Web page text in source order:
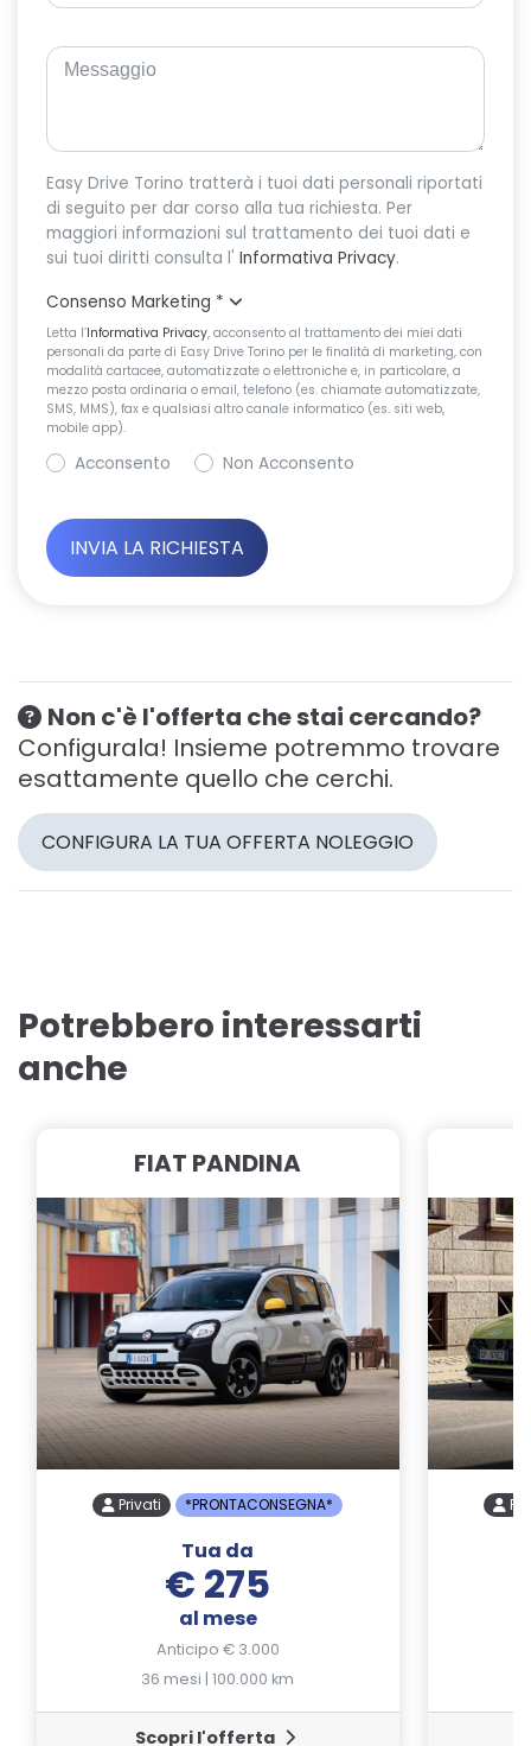
Easy Drive Torino tratterà i tuoi dati personali riportati
di seguito per dar corso alla tua richiesta. Per
maggiori informazioni sul trattamento dei tuoi dati e
sui tuoi diritti consulta l' Informativa Privacy.
Consenso Marketing *
Letta l’Informativa Privacy, acconsento al trattamento dei miei dati
personali da parte di Easy Drive Torino per le finalità di marketing, con
modalità cartacee, automatizzate o elettroniche e, in particolare, a
mezzo posta ordinaria o email, telefono (es. chiamate automatizzate,
SMS, MMS), fax e qualsiasi altro canale informatico (es. siti web,
mobile app).
Acconsento Non Acconsento
Non c'è l'offerta che stai cercando?
Configurala! Insieme potremmo trovare
esattamente quello che cerchi.
CONFIGURA LA TUA OFFERTA NOLEGGIO
Potrebbero interessarti
anche
FIAT PANDINA
Privati *PRONTACONSEGNA*
Tua da
€ 275
al mese
Anticipo € 3.000
36 mesi | 100.000 km
Scopri l'offerta